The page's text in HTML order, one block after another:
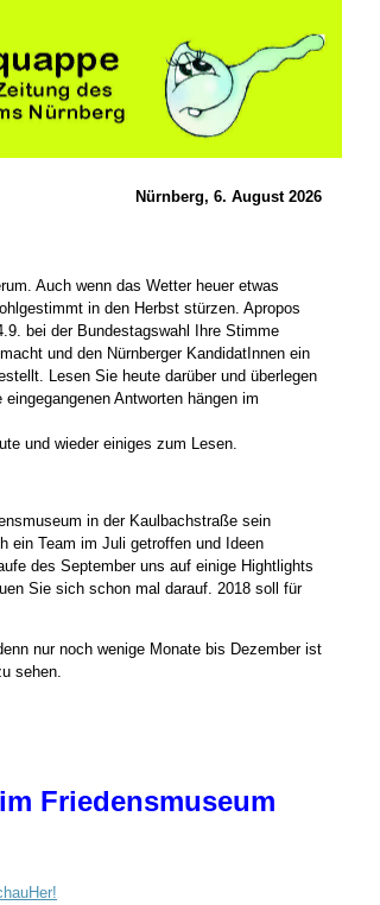
Nürnberg, 6. August 2026
Auch wenn das Wetter heuer etwas
in den Herbst stürzen. Apropos
bei der Bundestagswahl Ihre Stimme
und den Nürnberger KandidatInnen ein
Lesen Sie heute darüber und überlegen
Antworten hängen im
und wieder einiges zum Lesen.
in der Kaulbachstraße sein
ein Team im Juli getroffen und Ideen
des September uns auf einige Hightlights
Sie sich schon mal darauf. 2018 soll für
nur noch wenige Monate bis Dezember ist
sehen.
Friedensmuseum